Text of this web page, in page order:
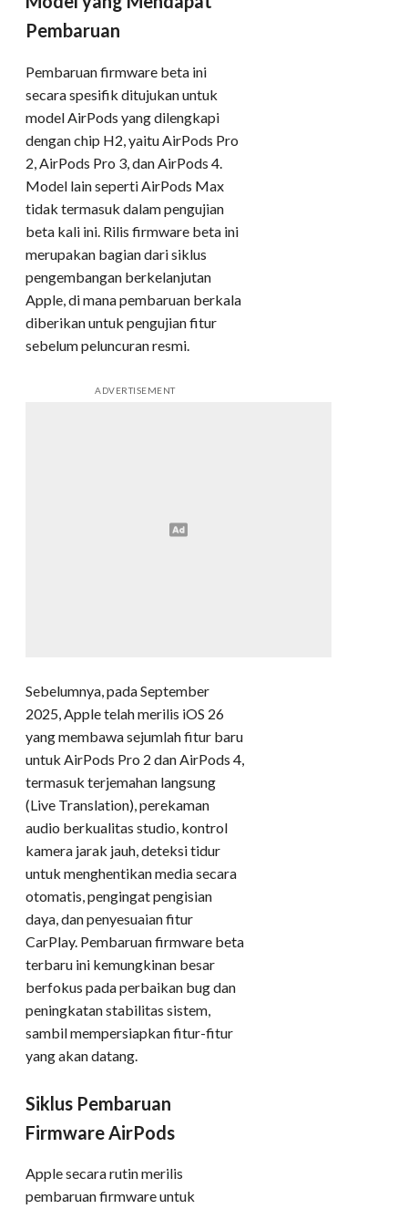
Pembaruan
Pembaruan firmware beta ini
secara spesifik ditujukan untuk
model AirPods yang dilengkapi
dengan chip H2, yaitu AirPods Pro
2, AirPods Pro 3, dan AirPods 4.
Model lain seperti AirPods Max
tidak termasuk dalam pengujian
beta kali ini. Rilis firmware beta ini
merupakan bagian dari siklus
pengembangan berkelanjutan
Apple, di mana pembaruan berkala
diberikan untuk pengujian fitur
sebelum peluncuran resmi.
ADVERTISEMENT
Sebelumnya, pada September
2025, Apple telah merilis iOS 26
yang membawa sejumlah fitur baru
untuk AirPods Pro 2 dan AirPods 4,
termasuk terjemahan langsung
(Live Translation), perekaman
audio berkualitas studio, kontrol
kamera jarak jauh, deteksi tidur
untuk menghentikan media secara
otomatis, pengingat pengisian
daya, dan penyesuaian fitur
CarPlay. Pembaruan firmware beta
terbaru ini kemungkinan besar
berfokus pada perbaikan bug dan
peningkatan stabilitas sistem,
sambil mempersiapkan fitur-fitur
yang akan datang.
Siklus Pembaruan
Firmware AirPods
Apple secara rutin merilis
pembaruan firmware untuk